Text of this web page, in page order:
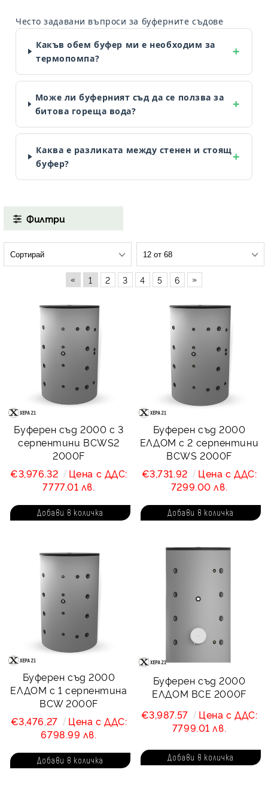
Често задавани въпроси за буферните съдове
Какъв обем буфер ми е необходим за
термопомпа?
Може ли буферният съд да се ползва за
битова гореща вода?
Каква е разликата между стенен и стоящ
буфер?
Филтри
« 1 2 3 4 5 6 »
Буферен съд 2000 с 3
серпентини BCWS2
2000F
€3,976.32
Цена с ДДС:
7777.01 лв.
Буферен съд 2000
ЕЛДОМ с 2 серпентини
BCWS 2000F
€3,731.92
Цена с ДДС:
7299.00 лв.
Буферен съд 2000
ЕЛДОМ с 1 серпентина
BCW 2000F
€3,476.27
Цена с ДДС:
6798.99 лв.
Буферен съд 2000
ЕЛДОМ BCE 2000F
€3,987.57
Цена с ДДС:
7799.01 лв.